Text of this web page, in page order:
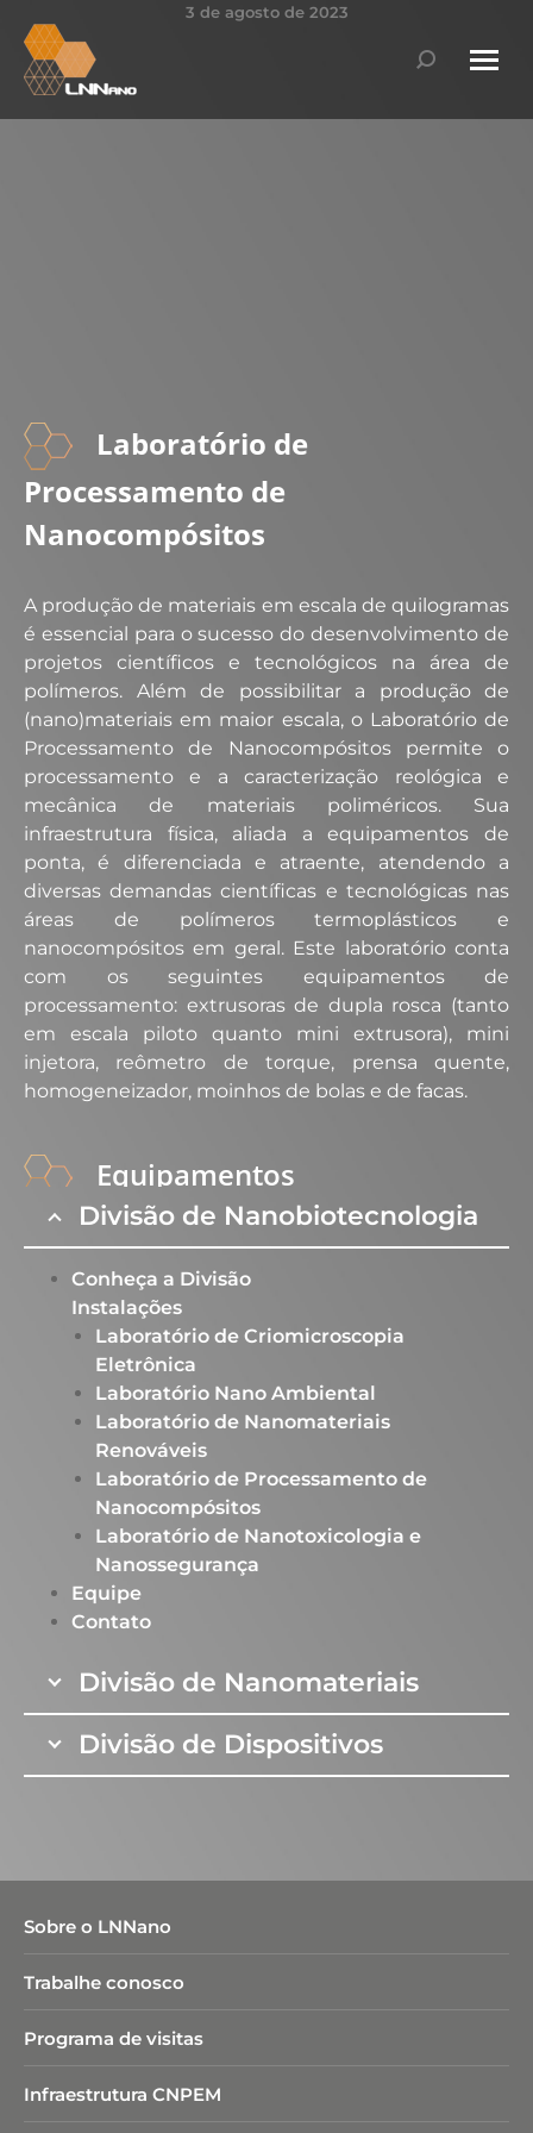
Search:
3 de agosto de 2023
Laboratório de
Processamento de
Nanocompósitos​
A produção de materiais em escala de quilogramas
é essencial para o sucesso do desenvolvimento de
projetos científicos e tecnológicos na área de
polímeros. Além de possibilitar a produção de
(nano)materiais em maior escala, o Laboratório de
Processamento de Nanocompósitos permite o
processamento e a caracterização reológica e
mecânica de materiais poliméricos. Sua
infraestrutura física, aliada a equipamentos de
ponta, é diferenciada e atraente, atendendo a
diversas demandas científicas e tecnológicas nas
áreas de polímeros termoplásticos e
nanocompósitos em geral. Este laboratório conta
com os seguintes equipamentos de
processamento: extrusoras de dupla rosca (tanto
em escala piloto quanto mini extrusora), mini
injetora, reômetro de torque, prensa quente,
homogeneizador, moinhos de bolas e de facas.
Equipamentos
EXTRUSORA DUPLA ROSCA -
APV
Descrição:A extrusora dupla-rosca APV conta com
duplas roscas co-rotantes interpenetrantes sendo
assim ideais para a formulação de blendas
poliméricas e compósitos. Esta extrusora conta
com um dosador, uma matriz de filamento, uma
banheira de resfriamento em água e uma
peletizadora. Sendo dessa forma uma extrusora
ideal para formular material polimérico para futura
injeção ou formação de filmes por prensagem a
quente.
Especificações Técnicas:
e razão de aspecto L/D = 13, com quatro zonas de
aquecimento e capacidade de processamento de
25 kg/h.
Divisão de Nanobiotecnologia
Conheça a Divisão
Instalações
Laboratório de Criomicroscopia
Eletrônica
Laboratório Nano Ambiental​
Laboratório de Nanomateriais
Renováveis​
Laboratório de Processamento de
Nanocompósitos​
Laboratório de Nanotoxicologia e
Nanossegurança ​
Equipe
Contato
Divisão de Nanomateriais
Divisão de Dispositivos
Sobre o LNNano
Trabalhe conosco
Programa de visitas
Infraestrutura CNPEM